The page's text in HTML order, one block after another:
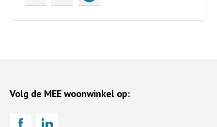
Volg de MEE woonwinkel op: